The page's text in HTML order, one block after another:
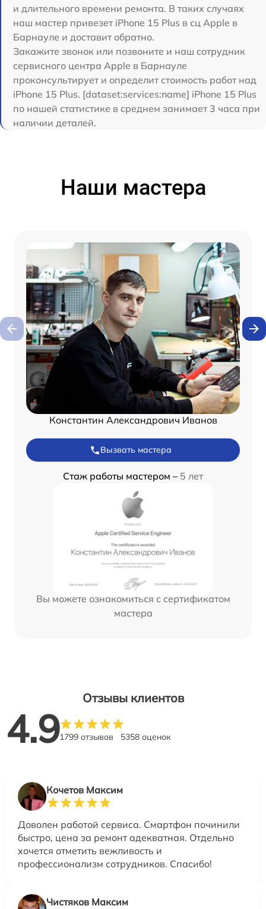
и длительного времени ремонта. В таких случаях
наш мастер привезет iPhone 15 Plus в сц Apple в
Барнауле и доставит обратно.
Закажите звонок или позвоните и наш сотрудник
сервисного центра Apple в Барнауле
проконсультирует и определит стоимость работ над
iPhone 15 Plus. [dataset:services:name] iPhone 15 Plus
по нашей статистике в среднем занимает 3 часа при
наличии деталей.
Наши мастера
Константин Александрович Иванов
Вызвать мастера
Стаж работы мастером – 5 лет
Вы можете ознакомиться с сертификатом
мастера
Отзывы клиентов
4.91799 отзывов 5358 оценок
Кочетов Максим
Доволен работой сервиса. Смартфон починили
быстро, цена за ремонт адекватная. Отдельно
хочется отметить вежливость и
профессионализм сотрудников. Спасибо!
Чистяков Максим